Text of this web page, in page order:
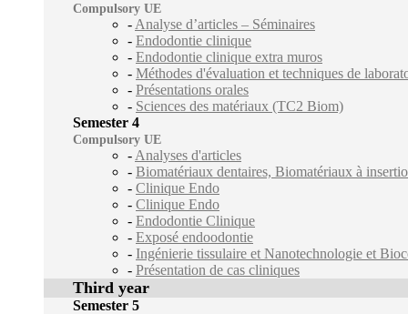
Compulsory UE
- Analyse d’articles – Séminaires
- Endodontie clinique
- Endodontie clinique extra muros
- Méthodes d'évaluation et techniques de
- Présentations orales
- Sciences des matériaux (TC2 Biom)
Semester 4
Compulsory UE
- Analyses d'articles
- Biomatériaux dentaires, Biomatériaux à
- Clinique Endo
- Clinique Endo
- Endodontie Clinique
- Exposé endoodontie
- Ingénierie tissulaire et Nanotechnologie et
- Présentation de cas cliniques
Third year
Semester 5